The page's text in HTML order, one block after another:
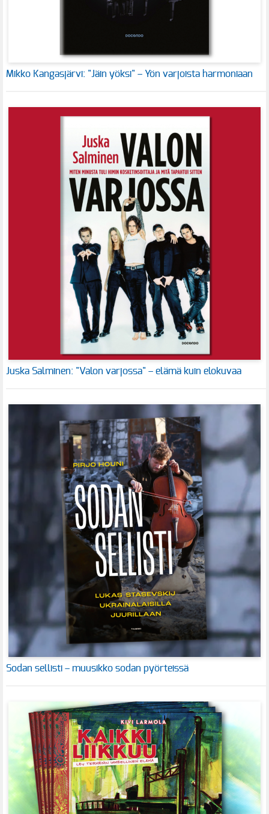
Mikko Kangasjärvi: "Jäin yöksi" – Yön varjoista harmoniaan
Juska Salminen: "Valon varjossa" – elämä kuin elokuvaa
Sodan sellisti – muusikko sodan pyörteissä